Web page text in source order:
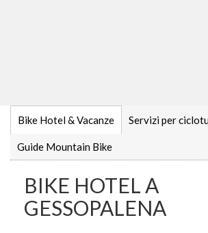
Bike Hotel & Vacanze Servizi per
Guide Mountain Bike
BIKE HOTEL A
GESSOPALENA